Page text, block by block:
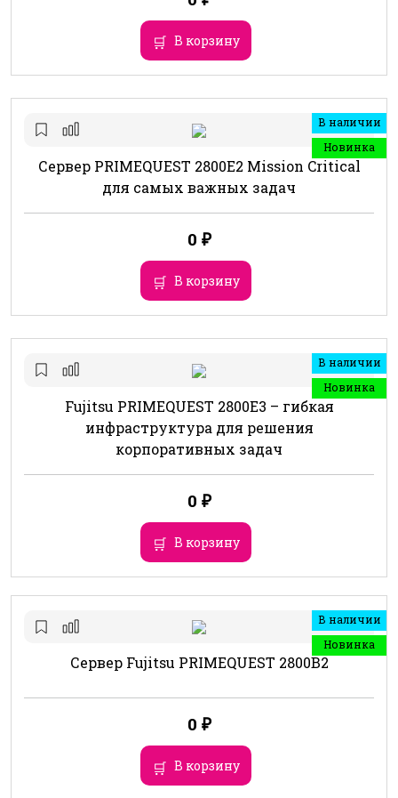
В корзину
В наличии
Новинка
Сервер PRIMEQUEST 2800E2 Mission Critical
для самых важных задач
0 ₽
В корзину
В наличии
Новинка
Fujitsu PRIMEQUEST 2800E3 – гибкая
инфраструктура для решения
корпоративных задач
0 ₽
В корзину
В наличии
Новинка
Сервер Fujitsu PRIMEQUEST 2800B2
0 ₽
В корзину